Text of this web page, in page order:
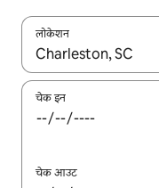
लोकेशन
नतीजों के उपलब्ध होने
चेक इन
चेक आउट